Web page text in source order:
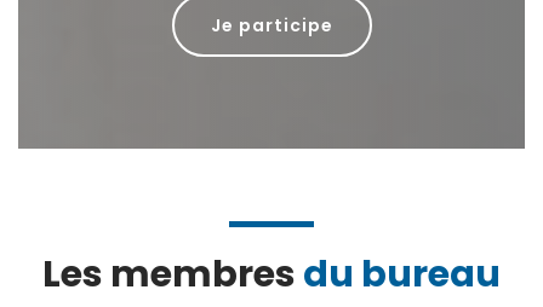
Je participe
Les membresdu bureau